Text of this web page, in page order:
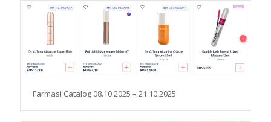
Farmasi Catalog 08.10.2025 – 21.10.2025